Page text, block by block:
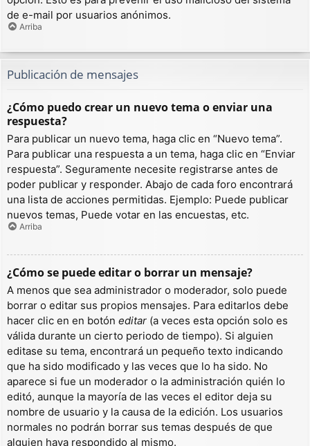
de e-mail por usuarios anónimos.
Arriba
Publicación de mensajes
¿Cómo puedo crear un nuevo tema o enviar una
respuesta?
Para publicar un nuevo tema, haga clic en “Nuevo tema”.
Para publicar una respuesta a un tema, haga clic en “Enviar
respuesta”. Seguramente necesite registrarse antes de
poder publicar y responder. Abajo de cada foro encontrará
una lista de acciones permitidas. Ejemplo: Puede publicar
nuevos temas, Puede votar en las encuestas, etc.
Arriba
¿Cómo se puede editar o borrar un mensaje?
A menos que sea administrador o moderador, solo puede
borrar o editar sus propios mensajes. Para editarlos debe
hacer clic en en botón editar (a veces esta opción solo es
válida durante un cierto periodo de tiempo). Si alguien
editase su tema, encontrará un pequeño texto indicando
que ha sido modificado y las veces que lo ha sido. No
aparece si fue un moderador o la administración quién lo
editó, aunque la mayoría de las veces el editor deja su
nombre de usuario y la causa de la edición. Los usuarios
normales no podrán borrar sus temas después de que
alguien haya respondido al mismo.